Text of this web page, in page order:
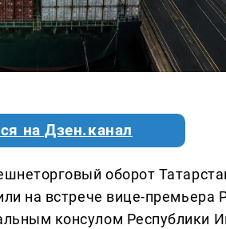
на Дзен.канал
оборот
на встрече вице-премьера
консулом Республики